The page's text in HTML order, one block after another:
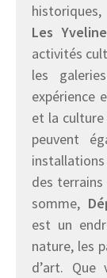
Les
activités
les
expérience
et la
peuvent
des
somme,
est un
nature, les
d’art. Que